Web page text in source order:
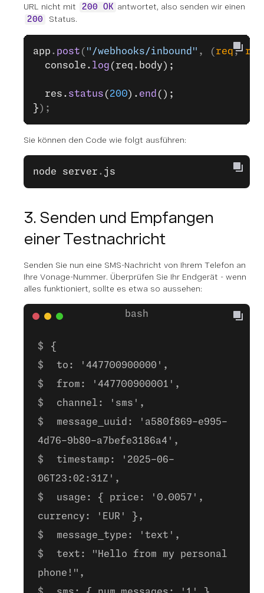
URL nicht mit
200 OK antwortet, also senden wir einen
200 Status.
app . post ( "/webhooks/inbound" , ( req, res
  console.
log (req.body);
  res.
status ( 200). end ();
} );
Sie können den Code wie folgt ausführen:
node server . js
3. Senden und Empfangen
einer Testnachricht
Senden Sie nun eine SMS-Nachricht von Ihrem Telefon an
Ihre Vonage-Nummer. Überprüfen Sie Ihr Endgerät - wenn
alles funktioniert, sollte es etwa so aussehen:
{
to: '447700900000',
from: '447700900001',
channel: 'sms',
message_uuid: 'a580f869-e995-
4d76-9b80-a7befe3186a4',
timestamp: '2025-06-
06T23:02:31Z',
usage: { price: '0.0057',
currency: 'EUR' },
message_type: 'text',
text: "Hello from my personal
phone!",